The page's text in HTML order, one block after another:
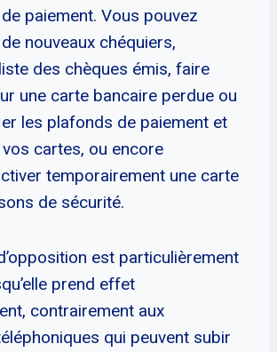
paiement. Vous pouvez
nouveaux chéquiers,
des chèques émis, faire
une carte bancaire perdue ou
les plafonds de paiement et
cartes, ou encore
temporairement une carte
de sécurité.
est particulièrement
prend effet
contrairement aux
qui peuvent subir